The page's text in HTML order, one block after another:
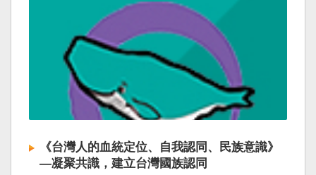
《台灣人的血統定位、自我認同、民族意識》
—凝聚共識，建立台灣國族認同